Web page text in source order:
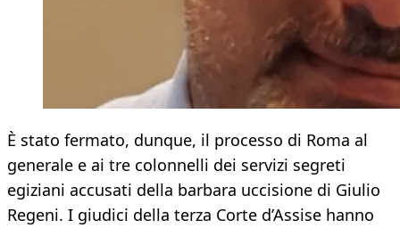
È stato fermato, dunque, il processo di Roma al
generale e ai tre colonnelli dei servizi segreti
egiziani accusati della barbara uccisione di Giulio
Regeni. I giudici della terza Corte d’Assise hanno